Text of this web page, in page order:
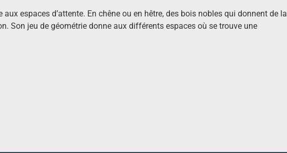
espaces d’attente. En chêne ou en hêtre, des bois nobles qui donnent de la
Son jeu de géométrie donne aux différents espaces où se trouve une